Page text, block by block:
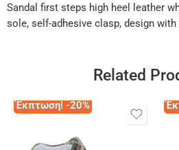
Sandal first steps high heel leather
sole, self-adhesive clasp, design with
Related
Έκπτωση! -20%